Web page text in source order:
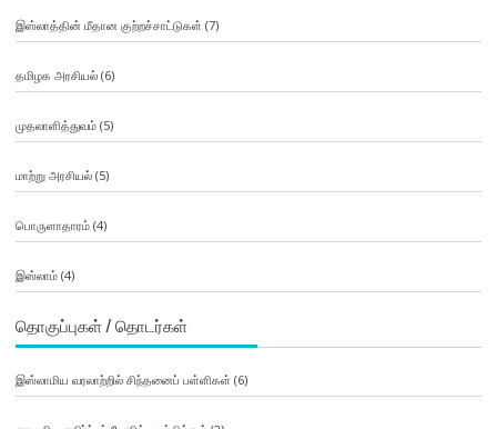
இஸ்லாத்தின் மீதான குற்றச்சாட்டுகள் (7)
தமிழக அரசியல்(6)
முதலாளித்துவம்(5)
மாற்று அரசியல்(5)
பொருளாதாரம்(4)
இஸ்லாம்(4)
தொகுப்புகள் / தொடர்கள்
இஸ்லாமிய வரலாற்றில் சிந்தனைப் பள்ளிகள் (6)